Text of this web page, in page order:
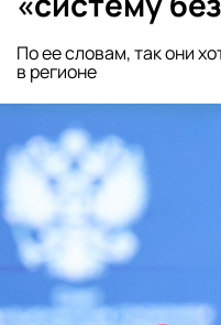
По ее словам, так они
в регионе